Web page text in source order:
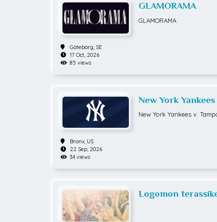
GLAMORAMA
GLAMORAMA
Göteborg, SE
17 Oct, 2026
85 views
New York
Group Tickets *
New York Yankees v.
Bronx, US
22 Sep, 2026
34 views
Logomon